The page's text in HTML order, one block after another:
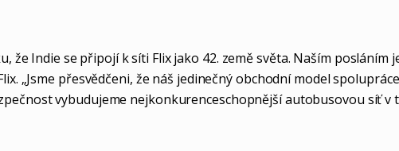
Indie se připojí k síti Flix jako 42. země světa. Naším
„Jsme přesvědčeni, že náš jedinečný obchodní model
vybudujeme nejkonkurenceschopnější autobusovou